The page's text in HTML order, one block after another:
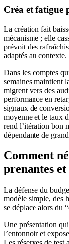
Créa et fatigue
La création fait
mécanisme ; elle
prévoit des
adaptés au contexte.
Dans les comptes
semaines maintient
migrent vers des
performance en
signaux de
moyenne et le taux
rend l’itération bon
dépendante de
Comment
prenantes
La défense du
modèle simple, des
se déplace alors du
Une présentation
l’entonnoir et